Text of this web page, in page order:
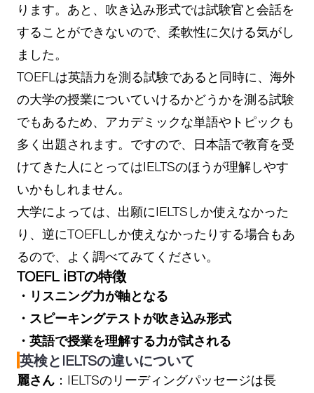
ります。あと、吹き込み形式では試験官と会話を
することができないので、柔軟性に欠ける気がし
ました。
TOEFLは英語力を測る試験であると同時に、海外
の大学の授業についていけるかどうかを測る試験
でもあるため、アカデミックな単語やトピックも
多く出題されます。ですので、日本語で教育を受
けてきた人にとってはIELTSのほうが理解しやす
いかもしれません。
大学によっては、出願にIELTSしか使えなかった
り、逆にTOEFLしか使えなかったりする場合もあ
るので、よく調べてみてください。
TOEFL iBTの特徴
・リスニング力が軸となる
・スピーキングテストが吹き込み形式
・英語で授業を理解する力が試される
英検とIELTSの違いについて
麗さん ：IELTSのリーディングパッセージは長